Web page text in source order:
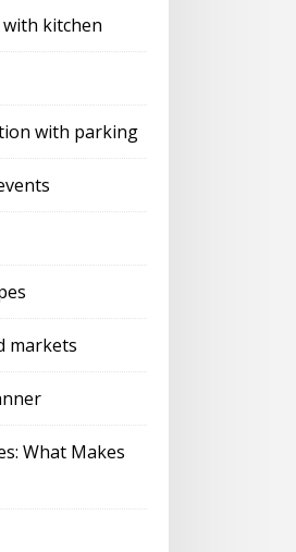
kitchen
with parking
markets
What Makes